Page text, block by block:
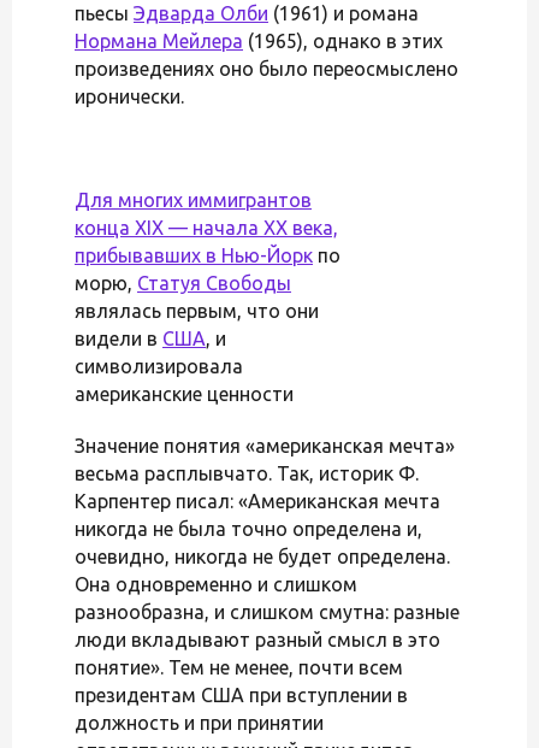
пьесы Эдварда Олби (1961) и романа
Нормана Мейлера (1965), однако в этих
произведениях оно было переосмыслено
иронически.
Для многих иммигрантов
конца XIX — начала XX века,
прибывавших в Нью-Йорк по
морю, Статуя Свободы
являлась первым, что они
видели в США, и
символизировала
американские ценности
Значение понятия «американская мечта»
весьма расплывчато. Так, историк Ф.
Карпентер писал: «Американская мечта
никогда не была точно определена и,
очевидно, никогда не будет определена.
Она одновременно и слишком
разнообразна, и слишком смутна: разные
люди вкладывают разный смысл в это
понятие». Тем не менее, почти всем
президентам США при вступлении в
должность и при принятии